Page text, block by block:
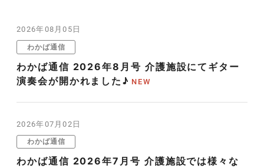
2026年08月05日
わかば通信
わかば通信 2026年8月号 介護施設にてギター
演奏会が開かれました♪
2026年07月02日
わかば通信
わかば通信 2026年7月号 介護施設では様々な